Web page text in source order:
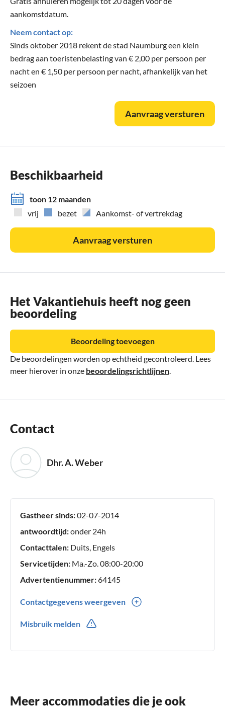
aankomstdatum.
Neem contact op:
Sinds oktober 2018 rekent de stad Naumburg een klein
bedrag aan toeristenbelasting van € 2,00 per persoon per
nacht en € 1,50 per persoon per nacht, afhankelijk van het
seizoen
Aanvraag versturen
Beschikbaarheid
toon 12 maanden
vrij
bezet Aankomst- of vertrekdag
Aanvraag versturen
Het Vakantiehuis heeft nog geen
beoordeling
De beoordelingen worden op echtheid gecontroleerd. Lees
meer hierover in onze beoordelingsrichtlijnen
Beoordeling toevoegen
Contact
Dhr. A. Weber
Gastheer sinds:02-07-2014
antwoordtijd:onder 24h
Contacttalen: Duits, Engels
Servicetijden: Ma.-Zo. 08:00-20:00
Advertentienummer:64145
Contactgegevens weergeven
Misbruik melden
Meer accommodaties die je ook